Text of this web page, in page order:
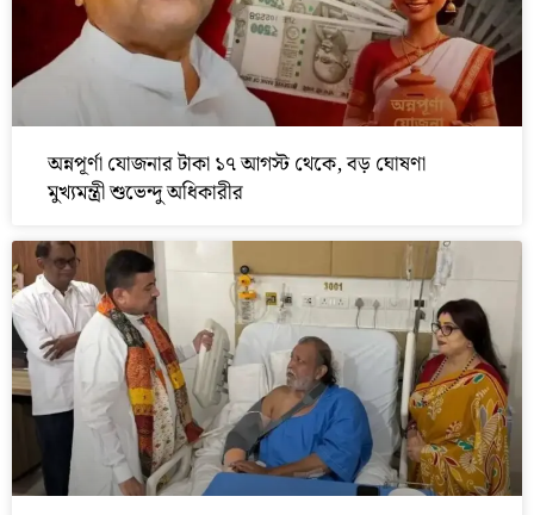
অন্নপূর্ণা যোজনার টাকা ১৭ আগস্ট থেকে, বড় ঘোষণা
মুখ্যমন্ত্রী শুভেন্দু অধিকারীর